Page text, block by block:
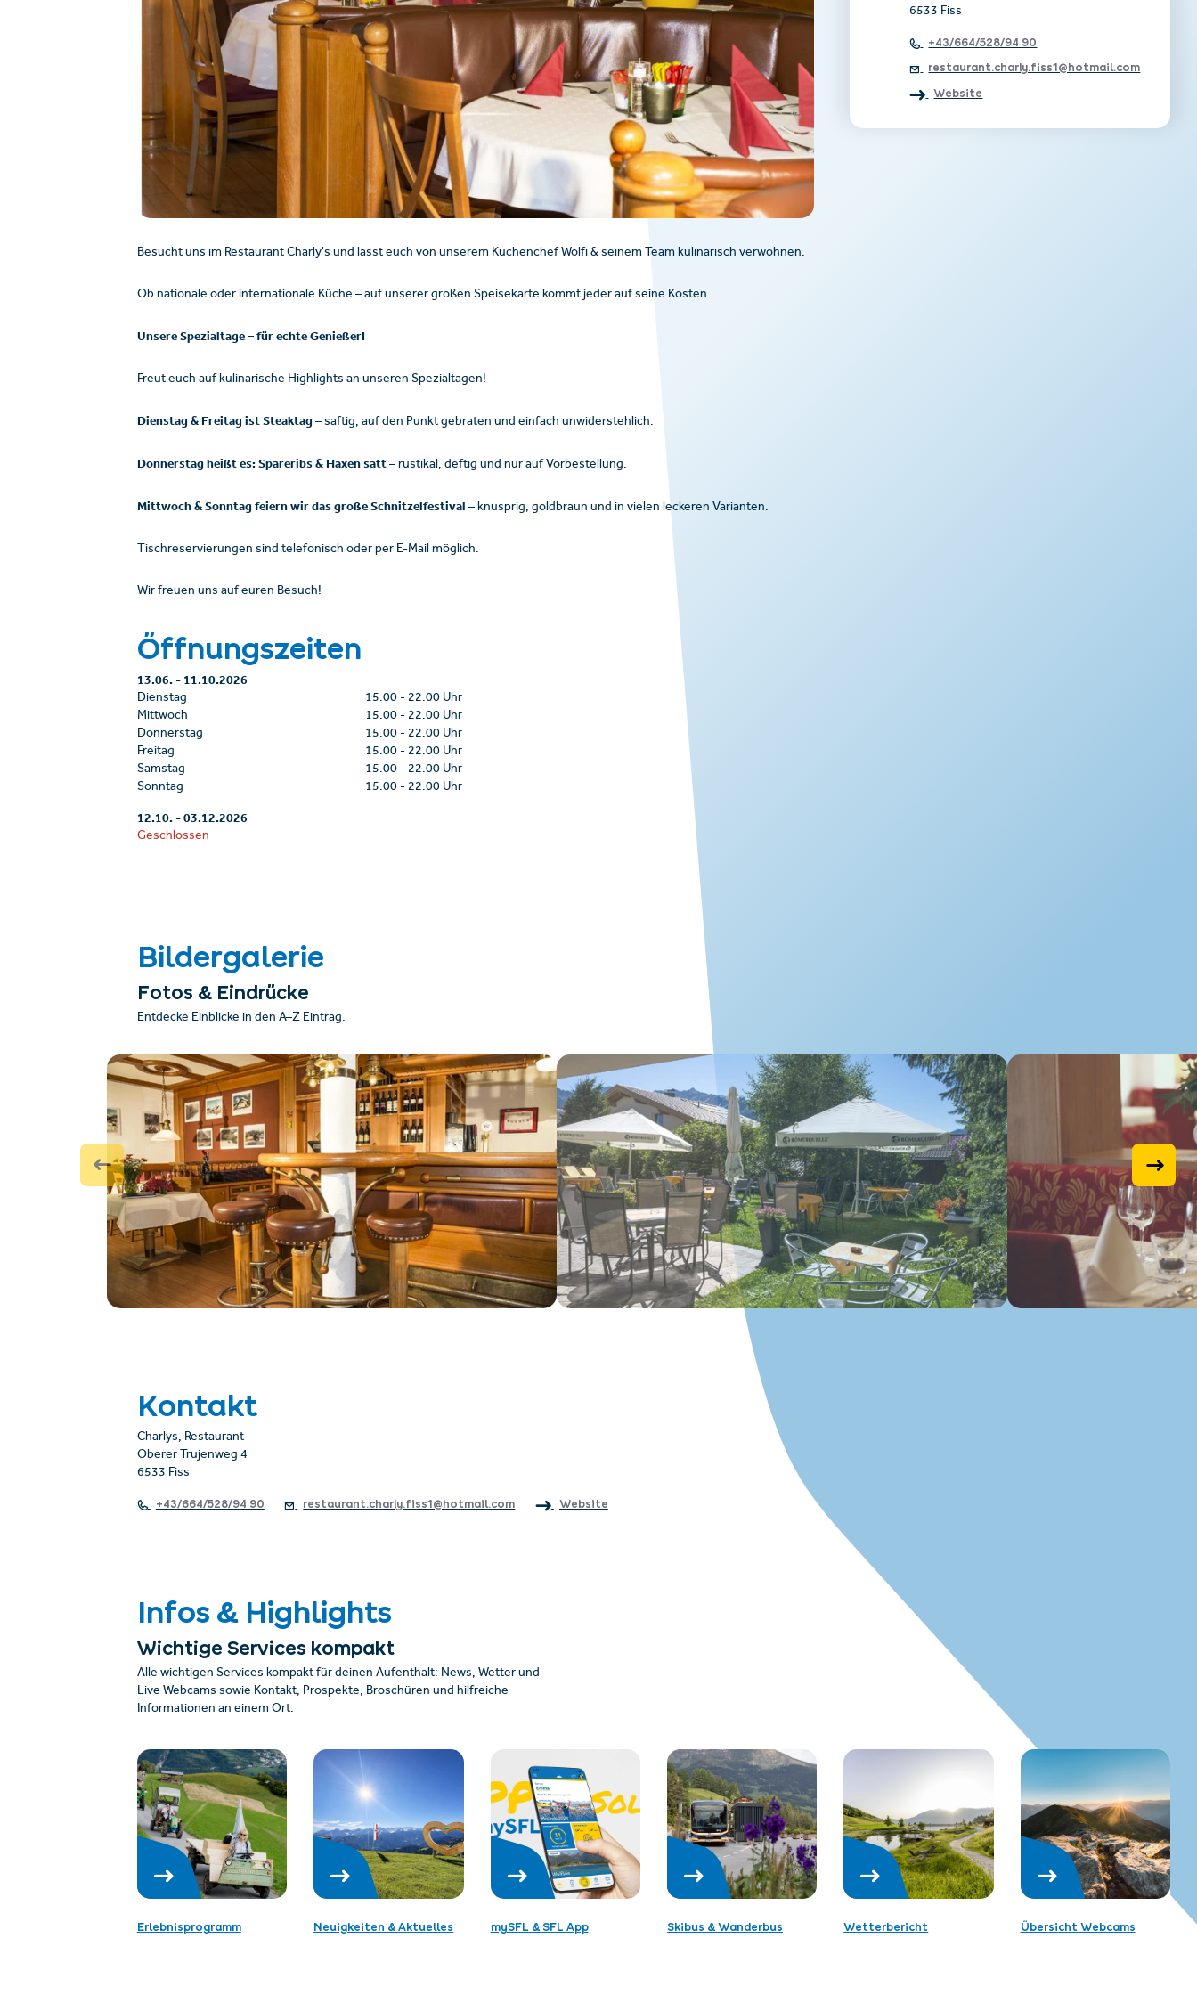
Besucht uns im Restaurant Charly's und lasst euch von unserem Küchenchef Wolfi & seinem Team kulinarisch verwöhnen.
Ob nationale oder internationale Küche – auf unserer großen Speisekarte kommt jeder auf seine Kosten.
Unsere Spezialtage – für echte Genießer!
Freut euch auf kulinarische Highlights an unseren Spezialtagen!
Dienstag & Freitag ist Steaktag – saftig, auf den Punkt gebraten und einfach unwiderstehlich.
Donnerstag heißt es: Spareribs & Haxen satt– rustikal, deftig und nur auf Vorbestellung.
Mittwoch & Sonntag feiern wir das große Schnitzelfestival – knusprig, goldbraun und in vielen leckeren Varianten.
Tischreservierungen sind telefonisch oder per E-Mail möglich.
Wir freuen uns auf euren Besuch!
Öffnungszeiten
13.06.-11.10.2026
Dienstag 15.00- 22.00 Uhr
Mittwoch
15.00- 22.00 Uhr
Donnerstag
15.00- 22.00 Uhr
Freitag
15.00- 22.00 Uhr
Samstag
15.00- 22.00 Uhr
Sonntag
15.00- 22.00 Uhr
12.10.-03.12.2026
Geschlossen
6533 Fiss
+43/664/528/94 90
restaurant.charly.fiss1@hotmail.com
Website
Bildergalerie
Fotos & Eindrücke
Entdecke Einblicke in den A–Z Eintrag.
Kontakt
Charlys, Restaurant
Oberer Trujenweg 4
6533 Fiss
+43/664/528/94 90 restaurant.charly.fiss1@hotmail.com Website
Infos & Highlights
Wichtige Services kompakt
Alle wichtigen Services kompakt für deinen Aufenthalt: News, Wetter und
Live Webcams sowie Kontakt, Prospekte, Broschüren und hilfreiche
Informationen an einem Ort.
Erlebnisprogramm Neuigkeiten & Aktuelles mySFL & SFL App Skibus & Wanderbus Wetterbericht Übersicht Webcams